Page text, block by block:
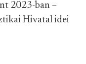
2023-ban –
Hivatal idei